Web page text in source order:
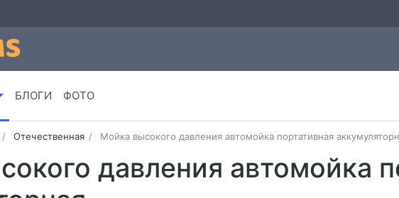
БЛОГИ ФОТО
Отечественная Мойка высокого давления автомойка портативная
давления автомойка